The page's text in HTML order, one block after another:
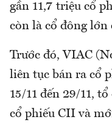
gần 11,7 triệu cổ
còn là cổ đông lớn
Trước đó, VIAC
liên tục bán ra cổ
15/11 đến 29/11,
cổ phiếu CII và